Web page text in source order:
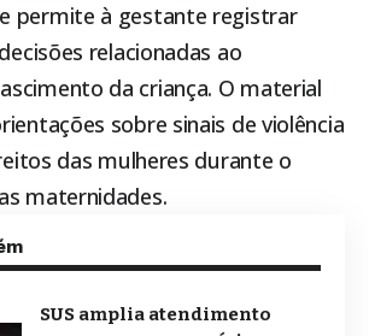
permite à gestante registrar
relacionadas ao
da criança. O material
sobre sinais de violência
das mulheres durante o
maternidades.
SUS amplia atendimento